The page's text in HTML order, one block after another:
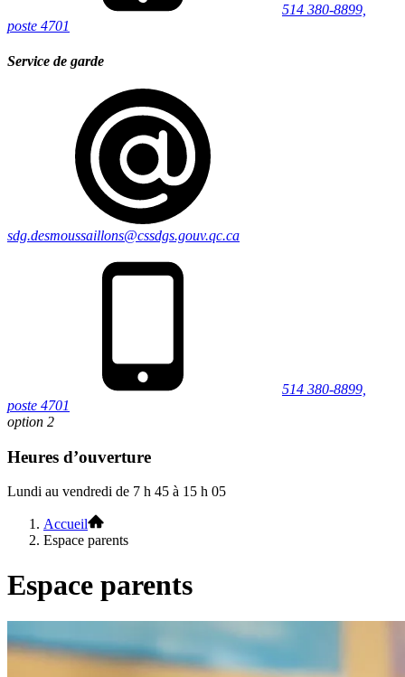
514 380-8899,
poste 4701
Service de garde
sdg.desmoussaillons@cssdgs.gouv.qc.ca
514 380-8899,
poste 4701
option 2
Heures d’ouverture
Lundi au vendredi de 7 h 45 à 15 h 05
Accueil
Espace parents
Espace parents